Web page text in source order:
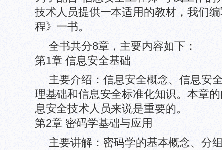
技术人员提供一本适用的教材，我们
程》一书。
全书共分8章，主要内容如下：
第1章 信息安全基础
主要介绍：信息安全概念、信息安
理基础和信息安全标准化知识。本章
息安全技术人员来说是重要的。
第2章 密码学基础与应用
主要讲解：密码学的基本概念、分